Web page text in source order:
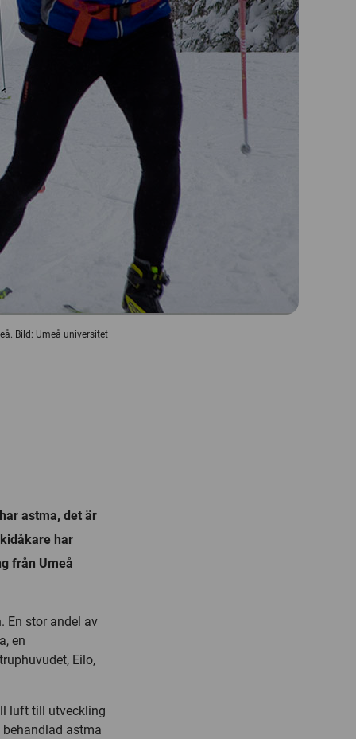
Bild: Umeå universitet
astma, det är
har
från Umeå
En stor andel av
en
Eilo,
luft till utveckling
astma